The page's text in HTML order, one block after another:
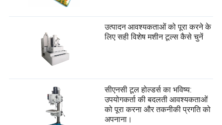
उत्पादन आवश्यकताओं को पूरा करने के
लिए सही विशेष मशीन टूल्स कैसे चुनें
सीएनसी टूल होल्डर्स का भविष्य:
उपयोगकर्ता की बदलती आवश्यकताओं
को पूरा करना और तकनीकी प्रगति को
अपनाना।